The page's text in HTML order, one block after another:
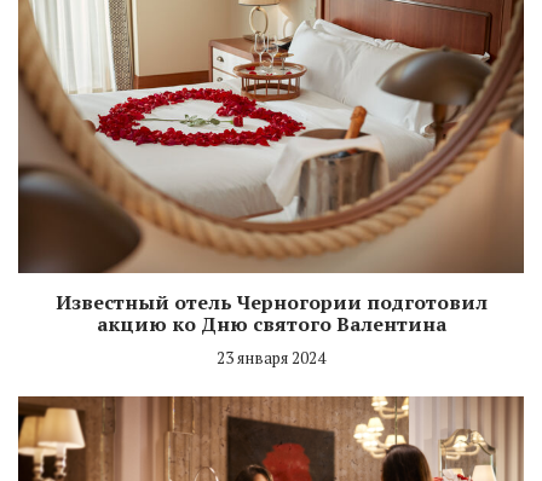
Известный отель Черногории подготовил
акцию ко Дню святого Валентина
23 января 2024